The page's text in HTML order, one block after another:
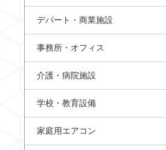
デパート・商業施設
事務所・オフィス
介護・病院施設
学校・教育設備
家庭用エアコン